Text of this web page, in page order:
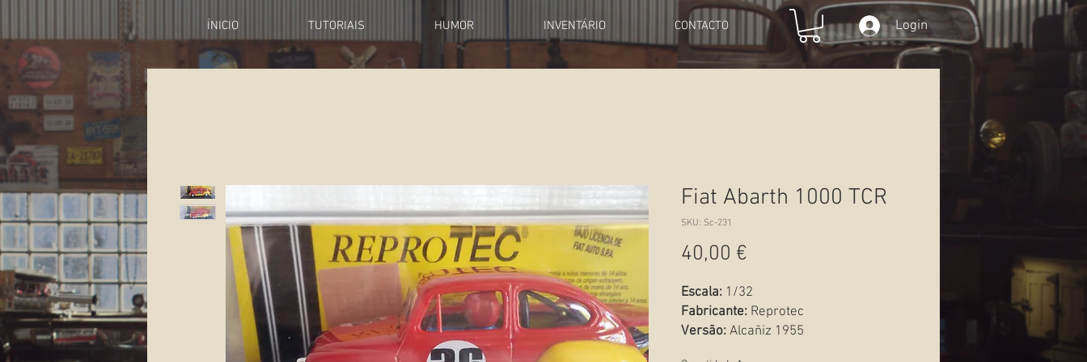
ÍNICIO TUTORIAIS HUMOR INVENTÁRIO CONTACTO Login
Fiat Abarth 1000 TCR
SKU: Sc-231
40,00 €
Escala: 1/32
Fabricante: Reprotec
Versão: Alcañiz 1955